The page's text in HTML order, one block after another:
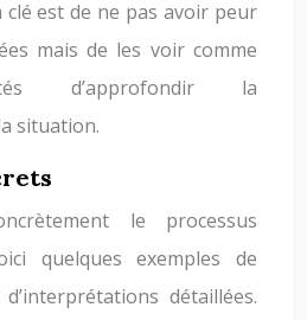
est de ne pas avoir peur
mais de les voir comme
d’approfondir la
situation.
le processus
quelques exemples de
détaillées.